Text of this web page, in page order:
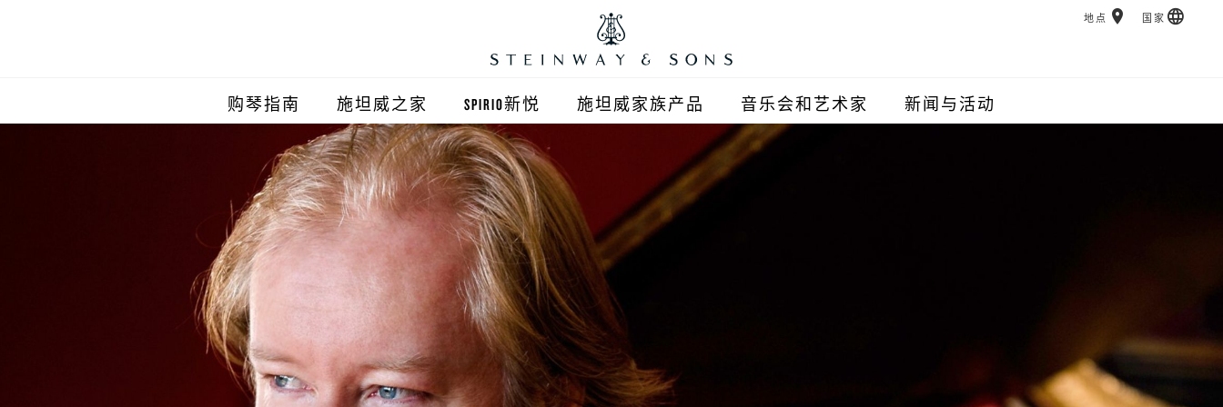
购琴指南 施坦威之家
施坦威之家北京
施坦威顺义旗舰店
施坦威之家上海
施坦威浦东旗舰店
施坦威之家西安
施坦威之家杭州
SPIRIO新悦 施坦威家族产品
波士顿钢琴
郎朗钢琴
艾塞克斯钢琴
音乐会和艺术家 新闻与活动
地点 国家